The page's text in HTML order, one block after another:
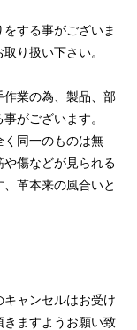
する事がございま
り扱い下さい。
業の為、製品、部
がございます。
く同一のものは無
傷などが見られる
革本来の風合いと
ャンセルはお受け
きますようお願い致